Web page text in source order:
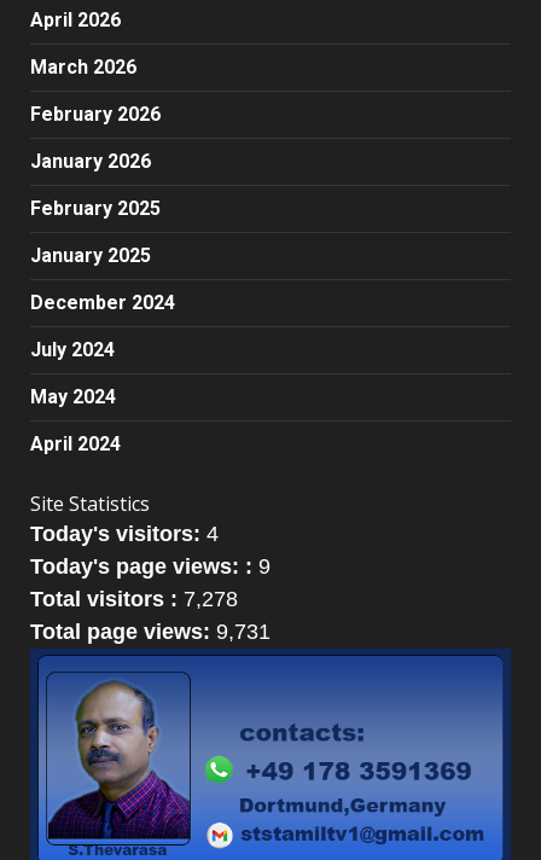
April 2026
March 2026
February 2026
January 2026
February 2025
January 2025
December 2024
July 2024
May 2024
April 2024
Site Statistics
Today's visitors: 4
Today's page views: : 9
Total visitors : 7,278
Total page views: 9,731